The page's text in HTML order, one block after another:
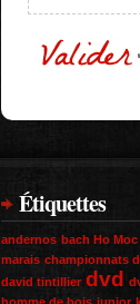
Étiquettes
andernos bach Ho Moc
marais championnats
david tintillier dvd